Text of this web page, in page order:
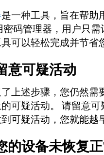
是一种工具，旨在帮助
密码管理器，用户只
可以轻松完成并节省
意可疑活动
上述步骤，您仍然
可疑活动。 请留意
可疑活动，您就能越
的设备未恢复